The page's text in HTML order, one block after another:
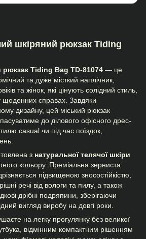
шкіряний рюкзак Tiding
рюкзак Tiding Bag TD-81074 — це
та дуже місткий наплічник,
та жінок, які цінують солідний стиль,
справах. Завдяки
дизайну, цей міський рюкзак
до ділового офісного дрес-
casual чи під час поїздок,
з натуральної телячої шкіри
кольору. Преміальна зерниста
підвищеною зносостійкістю,
речі від вологи та пилу, а також
дрібні подряпини, зберігаючи
вигляд виробу на довгі роки.
на легку прогулянку без великої
відмінним компактним рішенням